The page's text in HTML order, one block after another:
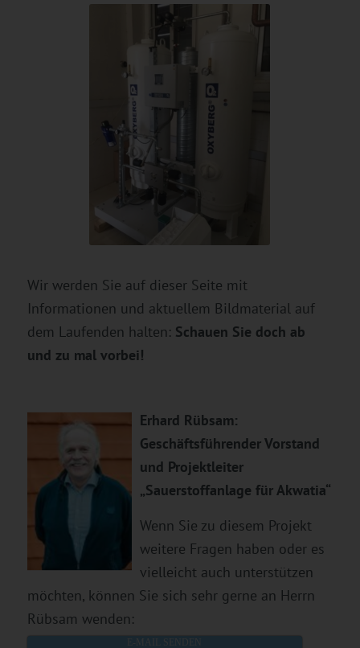
Wir werden Sie auf dieser Seite mit
Informationen und aktuellem Bildmaterial auf
dem Laufenden halten: Schauen Sie doch ab
und zu mal vorbei!
Erhard Rübsam:
Geschäftsführender Vorstand
und Projektleiter
„Sauerstoffanlage für Akwatia“
Wenn Sie zu diesem Projekt
weitere Fragen haben oder es
vielleicht auch unterstützen
möchten, können Sie sich sehr gerne an Herrn
Rübsam wenden:
E-MAIL SENDEN